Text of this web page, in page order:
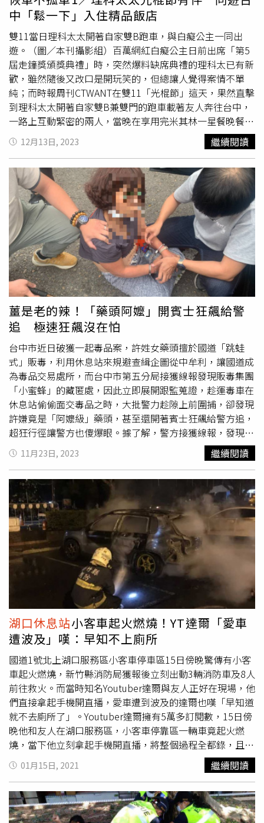
境、日月潭、中埔穀倉、奇美博物館、墾丁福華、海生館、
花蓮理想、龍門、101典藏、京站、萬里、南港LALA。
中「鬆一下」入住精品飯店
雙11當日理科太太開著自家雙B跑車，與白癡公主一同出
遊。（圖／本刊攝影組）百萬網紅白癡公主日前出席「第5
屆走鐘獎頒獎典禮」時，突然爆料缺席典禮的理科太已有新
歡，雖然隨後又改口是開玩笑的，但總讓人覺得案情不單
純；而時報周刊CTWANT在雙11「光棍節」這天，果然直擊
到理科太太開著自家雙B兼雙門的跑車載著友人奔往台中，
一路上互動緊密的兩人，當晚在享用完米其林一星餐晚餐
後，又一起入住位於靠近台中大都會歌劇院的高級精品設計
飯店，而這位被理科太太一路載往「好朋友」，竟然就是百
萬網紅的「白癡公主（戴平雅）」本人。旅途中兩人在湖口
休息站採買食物補充體力，揹著香奈兒包包的白癡公主的打
扮相當吸睛。（圖／本刊攝影組）白癡公主相當貼心地幫忙
理科太太戴好棒球帽，互動頗有愛。（圖／本刊攝影組）11
月11日下午1點半，本刊直擊理科太太駕駛雙B雙門M2跑車
正準備離開新家，而副駕駛座則隱約可以看到一名長髮女子
身影，之後車子一路開上國道南下，在2點24分抵達新竹湖
口休息站。而從副駕座下車的女子正是曾與理科太太合作網
綜《多理多知》、現在一起共享辦公室的白癡公主。兩人邊
走邊吃東西十分隨意。（圖／本刊攝影組）到了台中白癡公
主先是去買了法式鏡面蛋糕。（圖／本刊攝影組）穿著白T
與牛仔短褲小露中空性感的白癡公主，一下車後先直奔女
廁，而理科太太則撐傘在車邊等待，兩人接著轉往服務區內
採買。等待結帳時，白癡公主還幫忙理科太太戴好棒球帽整
理儀容，互動相當有愛，買好了食物和飲料後，就近找了個
角落進食補充體力，吃了再上的兩人接著便驅車繼續南下，
於下午3點54分抵達台中市。兩人一同去按摩好好「鬆一
下」。（圖／本刊攝影組）按摩結束後兩人提著蛋糕走進當
地一間米其林一星中餐廳幫友人請生。（圖／本刊攝影組）
1111相約不寂寞的理科太太與白癡公主，下午到了台中先
是去買了法式鏡面蛋糕，然後再一起去按摩放鬆，行程安排
得相當愜意。晚間6點15分，鬆完的兩人提著蛋糕走進當地
一間米其林一星中餐廳。姐妹們的聚會好happy，到了晚上
9點半才又見到兩人從餐廳走出，而此時身旁又多了一對女
友人，而剛剛的蛋糕提袋也換手給同行友人，看來兩位女子
的輕旅行一兼二顧，摸蜊仔兼洗褲，順道幫在地友人慶生。
白癡公主與理科太太在跟兩名女友人聚餐完後開心離開餐
廳。（圖／本刊攝影組）在逛寵物店時，行經白癡公主身旁
的理科太太，相當自然地伸手輕撫了白癡公主的背，自行走
到其他區域。（圖／本刊攝影組）隨後，由台中友人駕車，
四位女子一起到寵物用品店閒逛，30+女子的生活就是這麼
的簡單快樂。期間，家有一貓「Mac」的白癡公主拿著犬貓
用的舒眠益菌端詳許久，兩人討論了一會兒，理科太太還伸
手撫推了白癡公主的背，自行走到其他區域。逛完寵物用
品，友人駕車送兩人回去取車並道別。晚間10點43分，理
科太太開著自己的跑車，載著白癡公主開進台中市西屯區一
間高級精品設計飯店，登記入住辦好手續後，兩人便搭乘電
梯上樓。當晚兩人一同入住台中西屯區的高級精品設計飯
店，白癡公主在櫃台登記。（圖／本刊攝影組）兩人一起進
電梯入住，為這趟光棍節的都會女子輕旅行畫下完美句點。
（圖／本刊攝影組）
12月13日, 2023 繼續閱讀
薑是老的辣！「藥頭阿嬤」開賓士狂飆給警
追 極速狂飆沒在怕
台中市近日破獲一起毒品案，許姓女藥頭擅於國道「跳蛙
式」販毒，利用休息站來規避查緝企圖從中牟利，讓國道成
為毒品交易處所，而台中市第五分局接獲線報發現販毒集團
「小蜜蜂」的藏匿處，因此立即展開跟監蒐證，趁運毒車在
休息站偷偷面交毒品之時，大批警力趁隙上前圍捕，卻發現
許嫌竟是「阿嬤級」藥頭，甚至還開著賓士狂飆給警方追，
超狂行徑讓警方也傻爆眼。據了解，警方接獲線報，發現販
毒集團「小蜜蜂」多利用國道休息站金行販毒牟利，利用國
道查緝不便來規避警方攔查，於是警方立即展開跟監蒐證，
日前趁販毒集團又出現在休息站交易時，大批警力打算直接
趁隙上前圍捕。沒想到，阿嬤級許姓藥頭沒因此退縮，甚至
開始與警方鬥智鬥勇，直接開著賓士狂飆給警方追，試圖逃
逸，從泰安休息站又往湖口休息站移動，所幸警方也不是省
油的燈，火速的抓準時機便利用大批警力荷槍實彈上前壓
制，成功將嬤級藥頭逮補歸案，並於現場查獲海洛因(0.51
公克)及安非他命(3.86公克)及現金6萬8100元。第五分局表
示，為貫徹警政署「清源專案3.0」及「社區警政再出發」
工作，針對，瓦解毒品犯罪網絡，嚴打嚴辦根絕不法。第五
分局並呼籲，青少年朋友切勿因同儕誘使或壓力，輕易嘗試
毒品甚而染上毒癮，以免造成身體危害。
11月23日, 2023 繼續閱讀
湖口休息站小客車起火燃燒！YT達爾「愛車
遭波及」嘆：早知不上廁所
國道1號北上湖口服務區小客車停車區15日傍晚驚傳有小客
車起火燃燒，新竹縣消防局獲報後立刻出動3輛消防車及8人
前往救火。而當時知名Youtuber達爾與友人正好在現場，他
們直接拿起手機開直播，愛車遭到波及的達爾也嘆「早知道
就不去廁所了」。Youtuber達爾擁有5萬多訂閱數，15日傍
晚他和友人在湖口服務區，小客車停靠區一輛車竟起火燃
燒，當下他立刻拿起手機開直播，將整個過程全都錄，且一
邊口述情況，而他們的車輛也因來不及移開，慘遭波及，讓
他忍不住大嘆「早知道就不去廁所了」。（圖／翻攝達爾
instagram）新竹縣消防局接獲報後立刻出動3車8人前往灌
救，火勢被也順利控制，起火燃燒的小客車只剩骨架，所幸
駕駛不在車上，確切起火原因仍待進一步調查。
01月15日, 2021 繼續閱讀